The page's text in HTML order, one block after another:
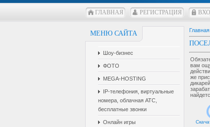
ГЛАВНАЯ РЕГИСТРАЦИЯ
МЕНЮ САЙТА
Шоу-бизнес
ФОТО
MEGA-HOSTING
IP-телефония, виртуальные
номера, облачная АТС,
бесплатные звонки
Онлайн игры
Главная
вам
же